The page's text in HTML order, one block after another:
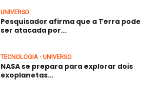
UNIVERSO
Pesquisador afirma que a Terra pode
ser atacada por...
TECNOLOGIA • UNIVERSO
NASA se prepara para explorar dois
exoplanetas...